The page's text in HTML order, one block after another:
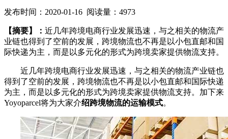
发布时间：2020-01-16 阅读量：4973
【摘要】： 近几年跨境电商行业发展迅速，与之相关的物流产
业链也得到了空前的发展，跨境物流也不再是以小包直邮和国
际快递为主，而是以多元化的形式为跨境卖家提供物流支持。
近几年跨境电商行业发展迅速，与之相关的物流产业链也
得到了空前的发展，跨境物流也不再是以小包直邮和国际快递
为主，而是以多元化的形式为跨境卖家提供物流支持。加下来
Yoyoparcel将为大家介绍跨境物流的运输模式。